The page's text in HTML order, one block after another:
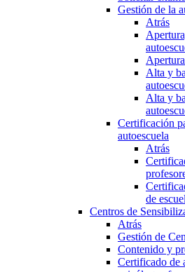
Gestión de la
Atrás
Alta y
Alta y
Certificación
autoescuela
Atrás
de
Centros de
Atrás
Gestión de
Contenido y
Certificado de